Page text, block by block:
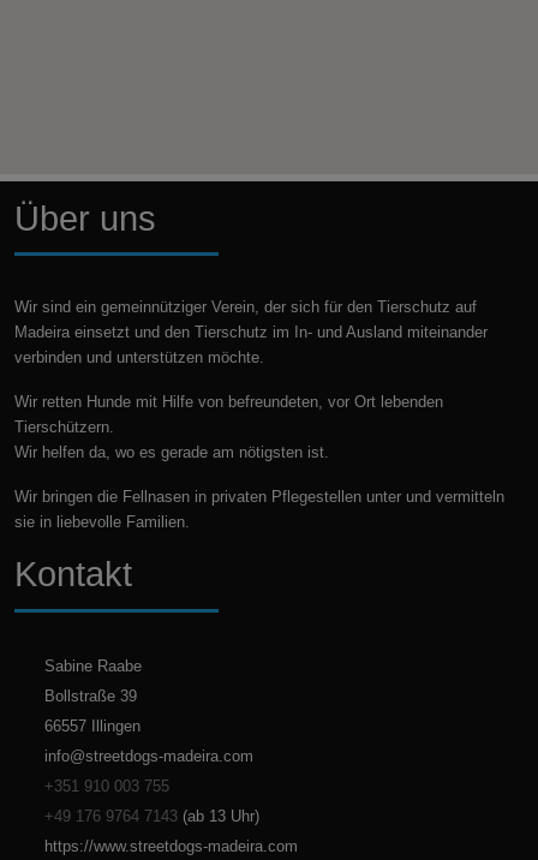
Über uns
Wir sind ein gemeinnütziger Verein, der sich für den Tierschutz auf
Madeira einsetzt und den Tierschutz im In- und Ausland miteinander
verbinden und unterstützen möchte.
Wir retten Hunde mit Hilfe von befreundeten, vor Ort lebenden
Tierschützern.
Wir helfen da, wo es gerade am nötigsten ist.
Wir bringen die Fellnasen in privaten Pflegestellen unter und vermitteln
sie in liebevolle Familien.
Kontakt
Sabine Raabe
Bollstraße 39
66557 Illingen
info@streetdogs-madeira.com
+351 910 003 755
+49 176 9764 7143 (ab 13 Uhr)
https://www.streetdogs-madeira.com